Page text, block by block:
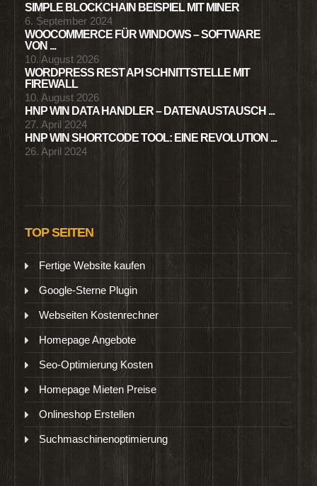
SIMPLE BLOCKCHAIN BEISPIEL MIT MINER
6. September 2024
WOOCOMMERCE FÜR WINDOWS – SOFTWARE
VON ...
10. August 2026
WORDPRESS REST API SCHNITTSTELLE MIT
FIREWALL
10. August 2026
HNP WIN DATA HANDLER – DATENAUSTAUSCH ...
27. April 2024
HNP WIN SHORTCODE TOOL: EINE REVOLUTION ...
26. April 2024
TOP SEITEN
Fertige Website kaufen
Google-Sterne Plugin
Webseiten Kostenrechner
Homepage Angebote
Seo-Optimierung Kosten
Homepage Mieten Preise
Onlineshop Erstellen
Suchmaschinenoptimierung